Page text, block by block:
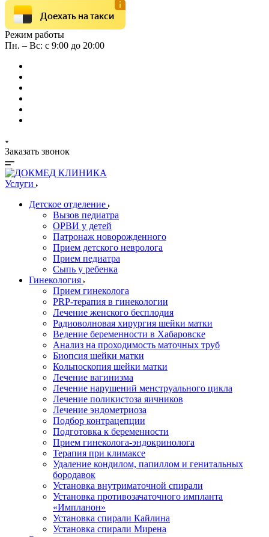
Доехать на такси
Режим работы
Пн. – Вс: с 9:00 до 20:00
Заказать звонок
Услуги
Детское отделение
Вызов педиатра
ОРВИ у детей
Патронаж новорожденного
Прием детского невролога
Прием педиатра
Сыпь у ребенка
Гинекология
Прием гинеколога
PRP-терапия в гинекологии
Лечение женского бесплодия
Радиоволновая хирургия шейки матки
Ведение беременности в Хабаровске
Анализ на проходимость маточных труб
Биопсия шейки матки
Кольпоскопия шейки матки
Лечение вагинизма
Лечение нарушений менструального цикла
Лечение поликистоза яичников
Лечение эндометриоза
Подбор контрацепции
Подготовка к беременности
Прием гинеколога-эндокринолога
Терапия при климаксе
Удаление кондилом, папиллом и генитальных
бородавок
Установка внутриматочной спирали
Установка противозачаточного импланта
«Импланон»
Установка спирали Кайлина
Установка спирали Мирена